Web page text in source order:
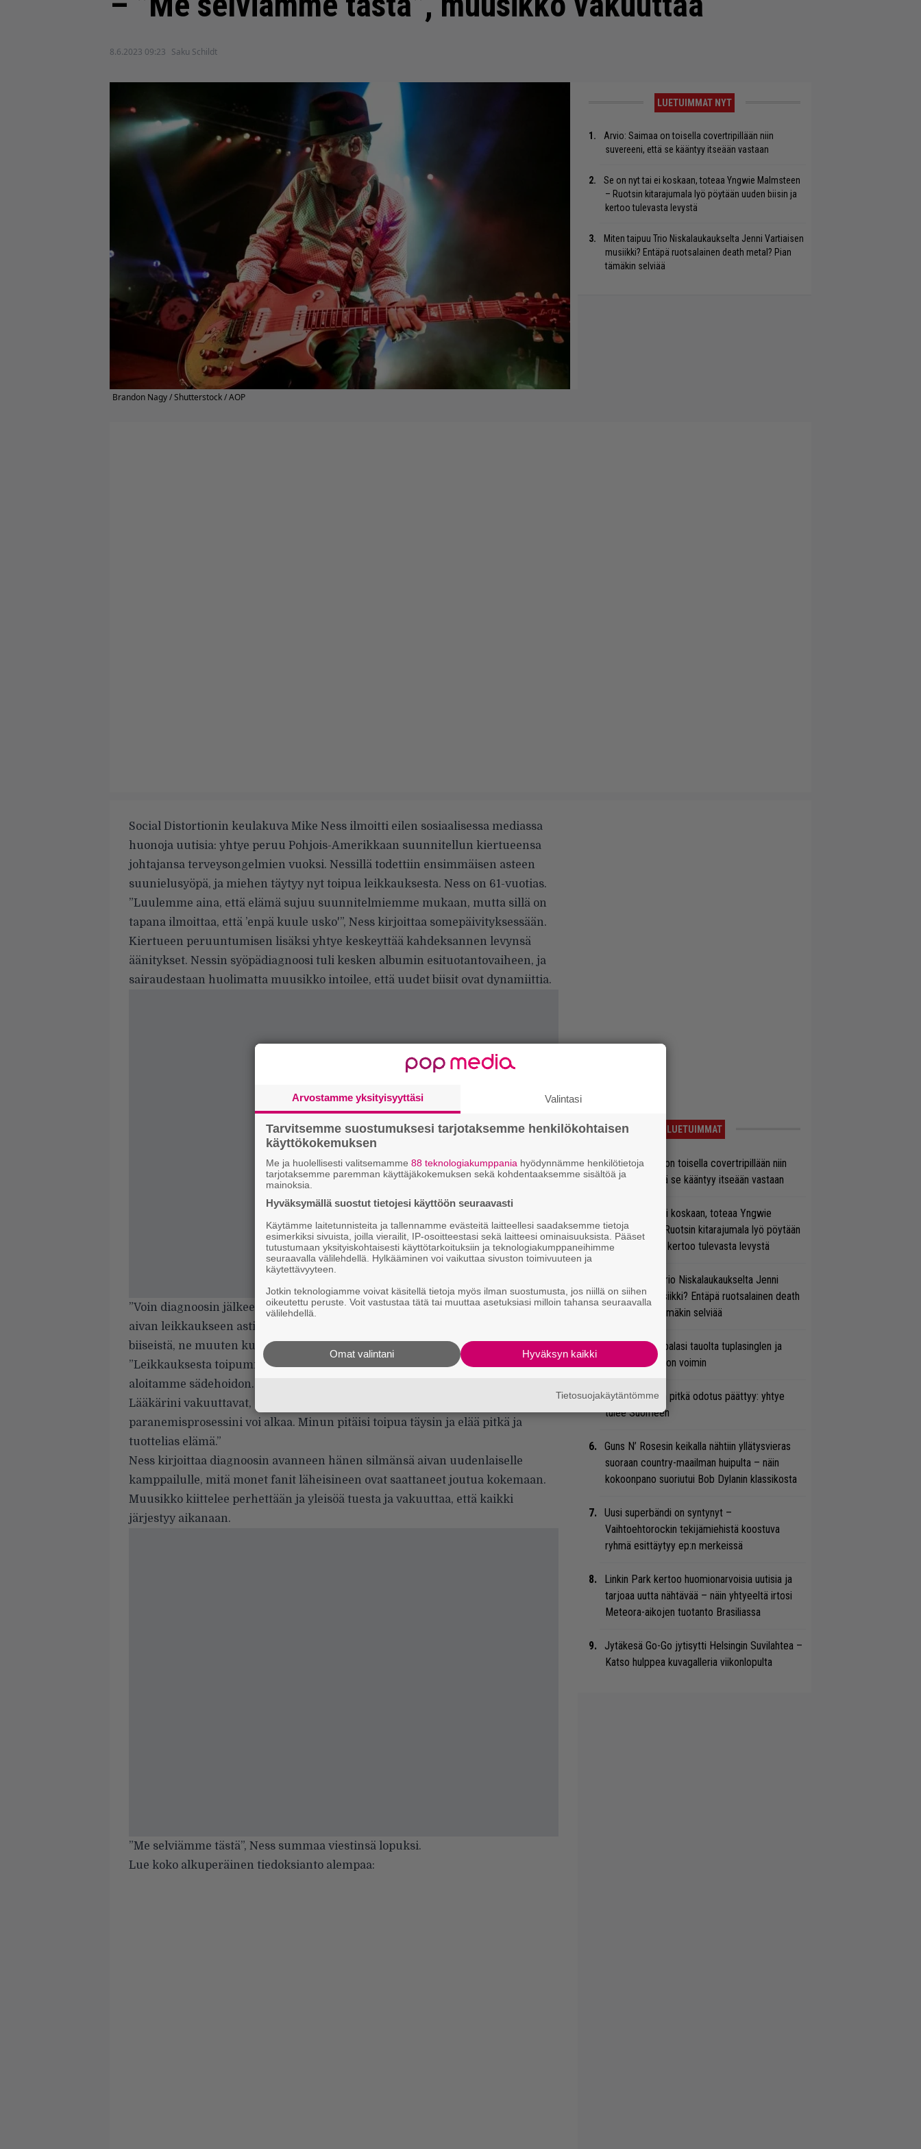
8.6.2023 09:23 Saku Schildt
Brandon Nagy / Shutterstock / AOP
LUETUIMMAT NYT
Arvio: Saimaa on toisella covertripillään niin
suvereeni, että se kääntyy itseään vastaan
Se on nyt tai ei koskaan, toteaa Yngwie Malmsteen
– Ruotsin kitarajumala lyö pöytään uuden biisin ja
kertoo tulevasta levystä
Miten taipuu Trio Niskalaukaukselta Jenni Vartiaisen
musiikki? Entäpä ruotsalainen death metal? Pian
tämäkin selviää
Social Distortionin keulakuva Mike Ness ilmoitti eilen sosiaalisessa mediassa
huonoja uutisia: yhtye peruu Pohjois-Amerikkaan suunnitellun kiertueensa
johtajansa terveysongelmien vuoksi. Nessillä todettiin ensimmäisen asteen
suunielusyöpä, ja miehen täytyy nyt toipua leikkauksesta. Ness on 61-vuotias.
”Luulemme aina, että elämä sujuu suunnitelmiemme mukaan, mutta sillä on
tapana ilmoittaa, että ’enpä kuule usko'”, Ness kirjoittaa somepäivityksessään.
Kiertueen peruuntumisen lisäksi yhtye keskeyttää kahdeksannen levynsä
äänitykset. Nessin syöpädiagnoosi tuli kesken albumin esituotantovaiheen, ja
sairaudestaan huolimatta muusikko intoilee, että uudet biisit ovat dynamiittia.
”Voin diagnoosin jälkeen riittävän hyvin, että pystyin jatkamaan äänityksiä
aivan leikkaukseen asti. Minä ja yhtye olemme todella innoissamme näistä
biiseistä, ne muuten kuulostavat mielettömän hyviltä!” Ness kirjoittaa.
”Leikkauksesta toipuminen etenee päivä kerrallaan, ja kolmen viikon kuluttua
aloitamme sädehoidon. Sen pitäisi olla viimeinen hoito, mitä tarvitsen.
Lääkärini vakuuttavat, että kun olen käynyt tämän kaiken läpi,
paranemisprosessini voi alkaa. Minun pitäisi toipua täysin ja elää pitkä ja
tuottelias elämä.”
Ness kirjoittaa diagnoosin avanneen hänen silmänsä aivan uudenlaiselle
kamppailulle, mitä monet fanit läheisineen ovat saattaneet joutua kokemaan.
Muusikko kiittelee perhettään ja yleisöä tuesta ja vakuuttaa, että kaikki
järjestyy aikanaan.
”Me selviämme tästä”, Ness summaa viestinsä lopuksi.
Lue koko alkuperäinen tiedoksianto alempaa:
LUETUIMMAT
Arvio: Saimaa on toisella covertripillään niin
suvereeni, että se kääntyy itseään vastaan
Se on nyt tai ei koskaan, toteaa Yngwie
Malmsteen – Ruotsin kitarajumala lyö pöytään
uuden biisin ja kertoo tulevasta levystä
Miten taipuu Trio Niskalaukaukselta Jenni
Vartiaisen musiikki? Entäpä ruotsalainen death
metal? Pian tämäkin selviää
Blind Channel palasi tauolta tuplasinglen ja
näyttävän videon voimin
Weezer-fanien pitkä odotus päättyy: yhtye
tulee Suomeen
Guns N’ Rosesin keikalla nähtiin yllätysvieras
suoraan country-maailman huipulta – näin
kokoonpano suoriutui Bob Dylanin klassikosta
Uusi superbändi on syntynyt –
Vaihtoehtorockin tekijämiehistä koostuva
ryhmä esittäytyy ep:n merkeissä
Linkin Park kertoo huomionarvoisia uutisia ja
tarjoaa uutta nähtävää – näin yhtyeeltä irtosi
Meteora-aikojen tuotanto Brasiliassa
Jytäkesä Go-Go jytisytti Helsingin Suvilahtea –
Katso hulppea kuvagalleria viikonlopulta
Arvostamme yksityisyyttäsi Valintasi
Tarvitsemme suostumuksesi tarjotaksemme henkilökohtaisen
käyttökokemuksen
Me ja huolellisesti valitsemamme 88 teknologiakumppania hyödynnämme henkilötietoja
tarjotaksemme paremman käyttäjäkokemuksen sekä kohdentaaksemme sisältöä ja
mainoksia.
Hyväksymällä suostut tietojesi käyttöön seuraavasti
Käytämme laitetunnisteita ja tallennamme evästeitä laitteellesi saadaksemme tietoja
esimerkiksi sivuista, joilla vierailit, IP-osoitteestasi sekä laitteesi ominaisuuksista. Pääset
tutustumaan yksityiskohtaisesti käyttötarkoituksiin ja teknologiakumppaneihimme
seuraavalla välilehdellä. Hylkääminen voi vaikuttaa sivuston toimivuuteen ja
käytettävyyteen.
Jotkin teknologiamme voivat käsitellä tietoja myös ilman suostumusta, jos niillä on siihen
oikeutettu peruste. Voit vastustaa tätä tai muuttaa asetuksiasi milloin tahansa seuraavalla
välilehdellä.
Hyväksyn kaikki
Omat valintani
Tietosuojakäytäntömme